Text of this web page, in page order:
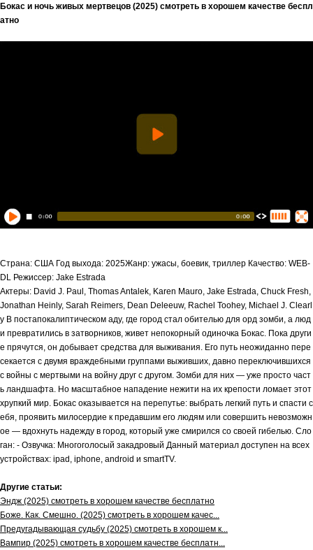
Бокас и ночь живых мертвецов (2025) смотреть в хорошем качестве беспл
атно
Страна: США Год выхода: 2025Жанр: ужасы, боевик, триллер Качество: WEB-
DL Режиссер: Jake Estrada
Актеры: David J. Paul, Thomas Antalek, Karen Mauro, Jake Estrada, Chuck Fresh,
Jonathan Heinly, Sarah Reimers, Dean Deleeuw, Rachel Toohey, Michael J. Clearl
y В постапокалиптическом аду, где город стал обителью для орд зомби, а люд
и превратились в затворников, живет непокорный одиночка Бокас. Пока други
е прячутся, он добывает средства для выживания. Его путь неожиданно пере
секается с двумя враждебными группами выживших, давно переключившихся
с войны с мертвыми на войну друг с другом. Зомби для них — уже просто част
ь ландшафта. Но масштабное нападение нежити на их крепости ломает этот
хрупкий мир. Бокас оказывается на перепутье: выбрать легкий путь и спасти с
ебя, проявить милосердие к предавшим его людям или совершить невозможн
ое — вдохнуть надежду в город, который уже смирился со своей гибелью. Сло
ган: - Озвучка: Многоголосый закадровый Данный материал доступен на всех
устройствах: ipad, iphone, android и smartTV.
Другие статьи:
Эндж (2025) смотреть в хорошем качестве бесплатно
Боже. Как. Смешно. (2025) смотреть в хорошем качес...
Предугадывающая судьбу (2025) смотреть в хорошем к...
Вампир (2025) смотреть в хорошем качестве бесплатн...